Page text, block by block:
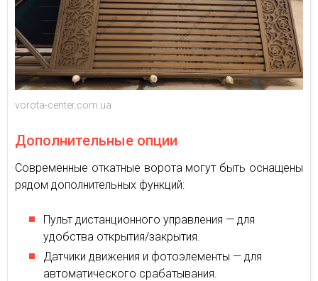
vorota-center.com.ua
Дополнительные опции
Современные откатные ворота могут быть оснащены
рядом дополнительных функций:
Пульт дистанционного управления — для
удобства открытия/закрытия.
Датчики движения и фотоэлементы — для
автоматического срабатывания.